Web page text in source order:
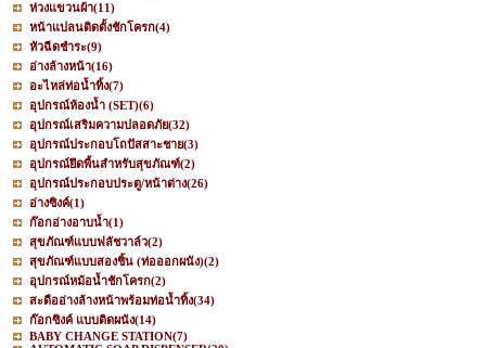
ห่วงแขวนผ้า(11)
หน้าแปลนติดตั้งชักโครก(4)
หัวฉีดชำระ(9)
อ่างล้างหน้า(16)
อะไหล่ท่อน้ำทิ้ง(7)
อุปกรณ์ห้องน้ำ (SET)(6)
อุปกรณ์เสริมความปลอดภัย(32)
อุปกรณ์ประกอบโถปัสสาะชาย(3)
อุปกรณ์ยึดพื้นสำหรับสุขภัณฑ์(2)
อุปกรณ์ประกอบประตู/หน้าต่าง(26)
อ่างซิงค์(1)
ก๊อกอ่างอาบน้ำ(1)
สุขภัณฑ์แบบฟลัชวาล์ว(2)
สุขภัณฑ์แบบสองชิ้น (ท่อออกผนัง)(2)
อุปกรณ์หม้อน้ำชักโครก(2)
สะดืออ่างล้างหน้าพร้อมท่อน้ำทิ้ง(34)
ก๊อกซิงค์ แบบติดผนัง(14)
BABY CHANGE STATION(7)